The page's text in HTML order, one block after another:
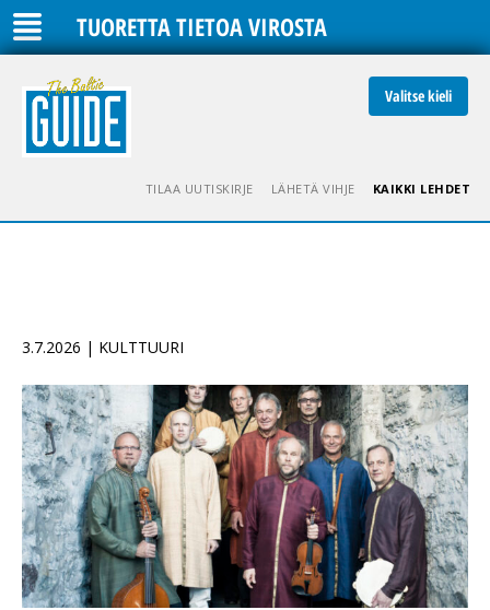
TUORETTA TIETOA VIROSTA
Valitse kieli
TILAA UUTISKIRJE LÄHETÄ VIHJE KAIKKI LEHDET
3.7.2026 | KULTTUURI